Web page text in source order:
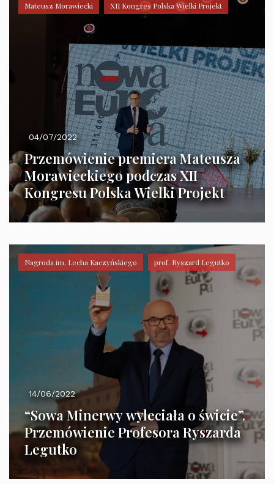
Mateusz Morawiecki XII Kongres Polska Wielki Projekt
04/07/2022
Przemówienie premiera Mateusza
Morawieckiego podczas XII
Kongresu Polska Wielki Projekt
Nagroda im. Lecha Kaczyńskiego prof. Ryszard Legutko
14/06/2022
“Sowa Minerwy wyleciała o świcie”.
Przemówienie Profesora Ryszarda
Legutko